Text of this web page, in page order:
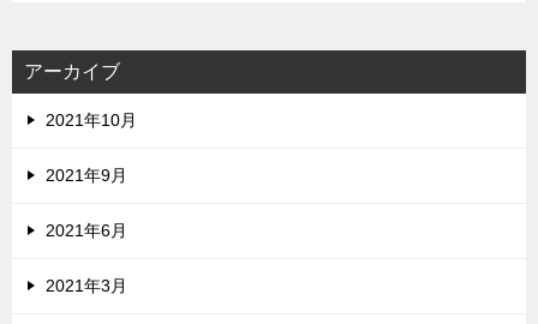
アーカイブ
2021年10月
2021年9月
2021年6月
2021年3月